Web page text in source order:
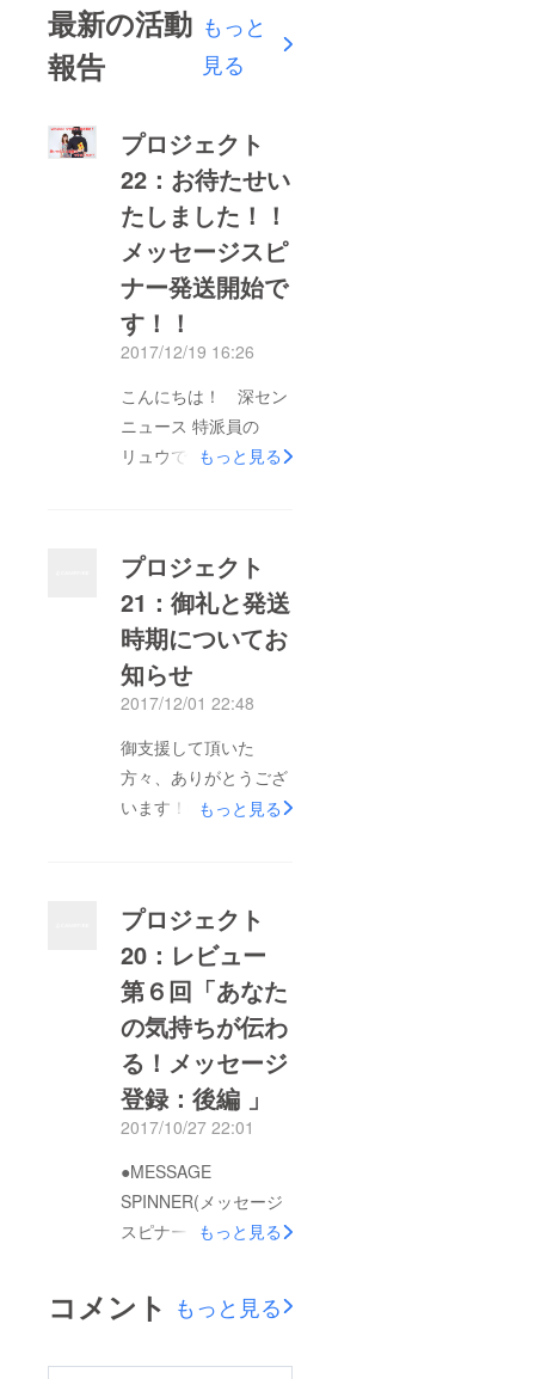
最新の活動
報告
もっと
見る
プロジェクト
22：お待たせい
たしました！！
メッセージスピ
ナー発送開始で
す！！
2017/12/19 16:26
こんにちは！ 深セン
ニュース 特派員の
リュウです。 ご支援
検品等がおわり、メッ
セージスピナー、いよ
いよ本日より発送開始
です！順番に発送させ
ていただいております
少々お待ちください！
もうすぐクリスマス、
彼女や家族、お友達に
マスのあとにも、忘年
会、納会、大晦日と、
イベントも目白押しで
すね！ 彼女や家族・
友達に、ちょっとした
サプライズを！普段な
かなか言えない、いろ
んな思いを、スピナー
で伝えてくださいね！
2017年、最後にたく
さんの良い思い出を作
りましょう！
もっと見る
プロジェクト
21：御礼と発送
時期についてお
知らせ
2017/12/01 22:48
御支援して頂いた
方々、ありがとうござ
います！特派員のリュ
せん。あれから製造し
ている中国へ向い、お
手元にお届けしたあ
と、楽しんで頂けるよ
う… 品質の改善、カ
ラーなどの入念な確認
を行い、ようやくシッ
カリとしたご報告がで
きます(重ねてお時間
を頂いたこと、深くお
詫びいたします)。 そ
当に、本当に、ありが
もっと見る
プロジェクト
20：レビュー
第６回「あなた
の気持ちが伝わ
る！メッセージ
登録：後編 」
2017/10/27 22:01
●MESSAGE
SPINNER(メッセージ
スピナー)：レビュー
もお読み頂き、ありが
とうございます。深セ
もっと見る
コメント もっと見る